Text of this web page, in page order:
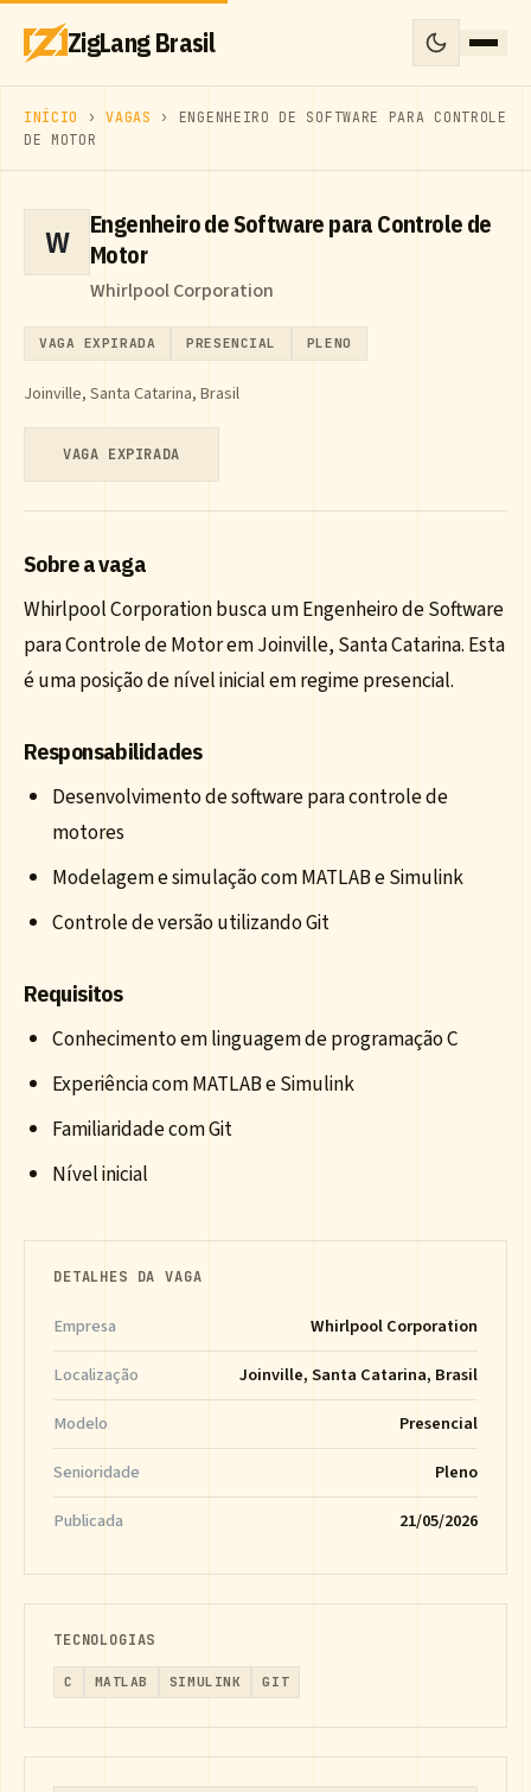
ZigLang Brasil
INÍCIO ›VAGAS
› ENGENHEIRO DE SOFTWARE PARA CONTROLE
DE MOTOR
W
Engenheiro de Software para Controle de
Motor
Whirlpool Corporation
VAGA EXPIRADA PRESENCIAL PLENO
Joinville, Santa Catarina, Brasil
VAGA EXPIRADA
Sobre a vaga
Whirlpool Corporation busca um Engenheiro de Software
para Controle de Motor em Joinville, Santa Catarina. Esta
é uma posição de nível inicial em regime presencial.
Responsabilidades
Desenvolvimento de software para controle de
motores
Modelagem e simulação com MATLAB e Simulink
Controle de versão utilizando Git
Requisitos
Conhecimento em linguagem de programação C
Experiência com MATLAB e Simulink
Familiaridade com Git
Nível inicial
DETALHES DA VAGA
Empresa
Whirlpool Corporation
Localização
Joinville, Santa Catarina, Brasil
Modelo
Presencial
Senioridade
Pleno
Publicada
21/05/2026
TECNOLOGIAS
C MATLAB SIMULINK GIT